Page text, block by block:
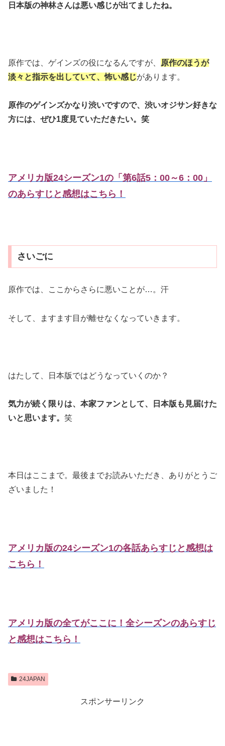
日本版の神林さんは悪い感じが出てましたね。
原作では、ゲインズの役になるんですが、
原作のほうが
淡々と指示を出していて、怖い感じがあります。
原作のゲインズかなり渋いですので、渋いオジサン好きな
方には、ぜひ1度見ていただきたい。笑
アメリカ版24シーズン1の「第6話5：00～6：00」
のあらすじと感想はこちら！
さいごに
原作では、ここからさらに悪いことが…。汗
そして、ますます目が離せなくなっていきます。
はたして、日本版ではどうなっていくのか？
気力が続く限りは、本家ファンとして、日本版も見届けた
いと思います。 笑
本日はここまで。最後までお読みいただき、ありがとうご
ざいました！
アメリカ版の24シーズン1の各話あらすじと感想は
こちら！
アメリカ版の全てがここに！全シーズンのあらすじ
と感想はこちら！
24JAPAN
スポンサーリンク